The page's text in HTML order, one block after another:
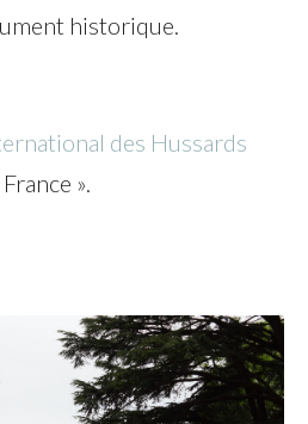
historique.
des Hussards
».